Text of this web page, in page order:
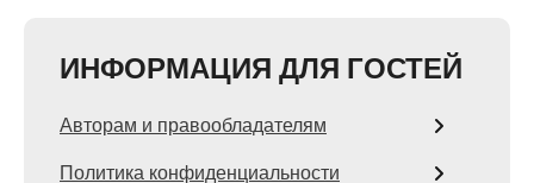
ИНФОРМАЦИЯ ДЛЯ ГОСТЕЙ
Авторам и правообладателям
Политика конфиденциальности